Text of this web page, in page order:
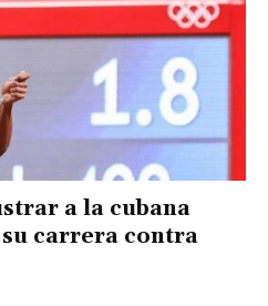
a la cubana
su carrera contra